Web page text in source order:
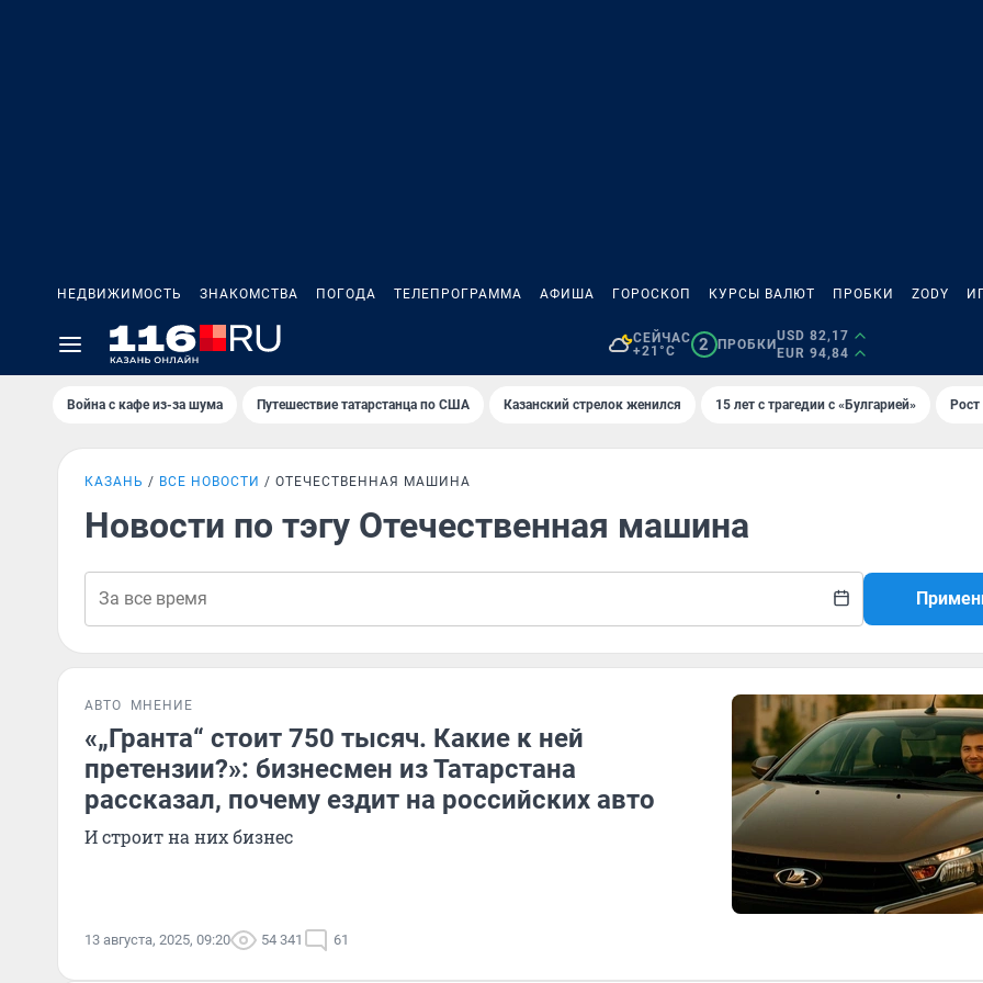
НЕДВИЖИМОСТЬ ЗНАКОМСТВА ПОГОДА ТЕЛЕПРОГРАММА АФИША ГОРОСКОП КУРСЫ ВАЛЮТ ПРОБКИ ZODY
СЕЙЧАС
+21°C
2 ПРОБКИ
USD 82,17
EUR 94,84
Война с кафе из-за шума Путешествие татарстанца по США Казанский стрелок женился 15 лет с трагедии с «Булгарией»
КАЗАНЬ ВСЕ НОВОСТИ ОТЕЧЕСТВЕННАЯ МАШИНА
Новости по тэгу Отечественная машина
АВТО МНЕНИЕ
«„Гранта“ стоит 750 тысяч. Какие к ней
претензии?»: бизнесмен из Татарстана
рассказал, почему ездит на российских авто
И строит на них бизнес
13 августа, 2025, 09:20 54 341 61